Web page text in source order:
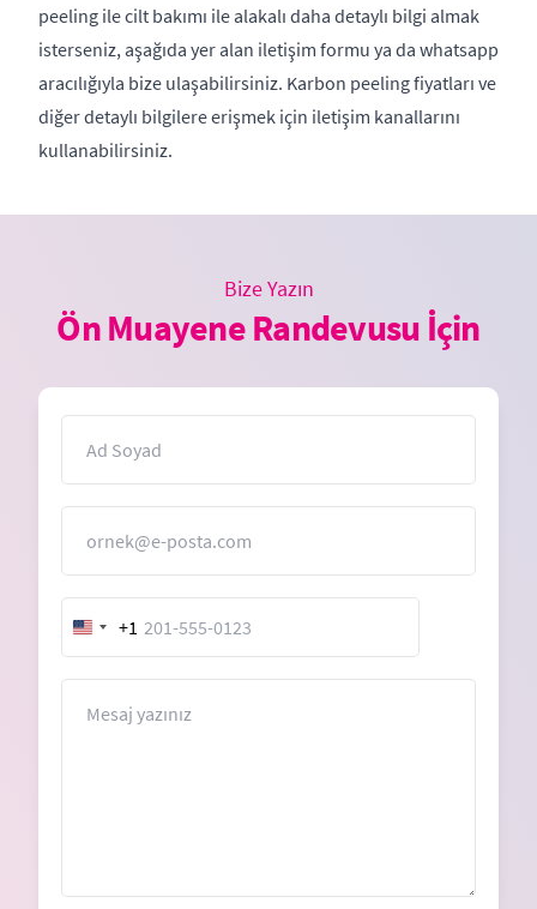
peeling ilecilt bakımı ile alakalı daha detaylı bilgi almak
isterseniz, aşağıda yer alan iletişim formu ya da whatsapp
aracılığıyla bize ulaşabilirsiniz. Karbon peeling fiyatları ve
diğer detaylı bilgilere erişmek için iletişim kanallarını
kullanabilirsiniz.
Bize Yazın
Ön Muayene Randevusu İçin
United
States
+1